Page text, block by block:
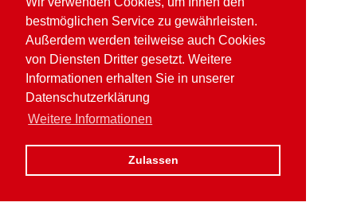
bestmöglichen Service zu gewährleisten.
Außerdem werden teilweise auch Cookies
von Diensten Dritter gesetzt. Weitere
Informationen erhalten Sie in unserer
Datenschutzerklärung
Weitere Informationen
Zulassen